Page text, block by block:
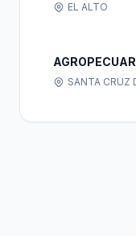
EL ALTO
SANTA CRUZ